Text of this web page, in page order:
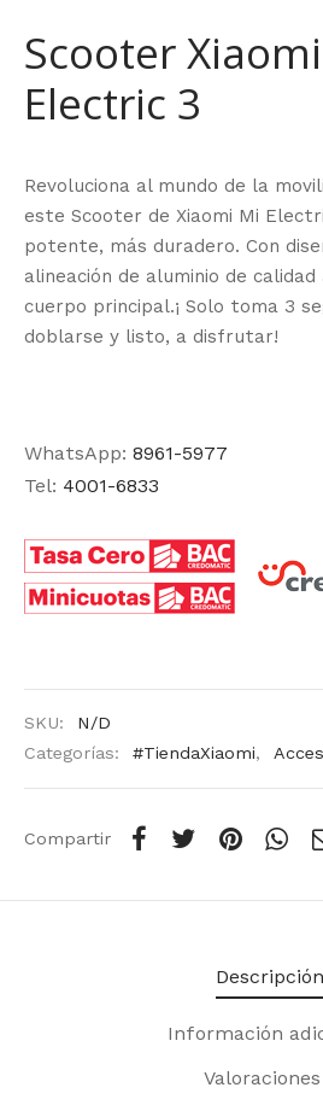
Scooter
Electric 3
Revoluciona al mundo de la
este Scooter de Xiaomi Mi
potente, más duradero. Con
alineación de aluminio de
cuerpo principal.¡ Solo toma 3
doblarse y listo, a disfrutar!
WhatsApp: 8961-5977
Tel: 4001-6833
SKU:
N/D
Categorías:
#TiendaXiaomi,
Compartir
Descripción
Información
Valoraciones